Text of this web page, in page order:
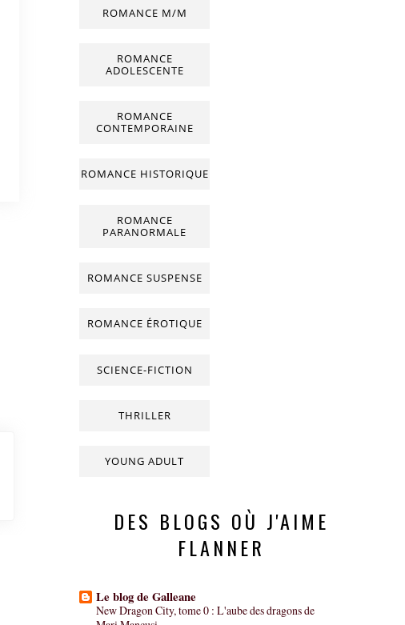
ROMANCE M/M
ROMANCE
ADOLESCENTE
ROMANCE
CONTEMPORAINE
ROMANCE HISTORIQUE
ROMANCE
PARANORMALE
ROMANCE SUSPENSE
ROMANCE ÉROTIQUE
SCIENCE-FICTION
THRILLER
YOUNG ADULT
DES BLOGS OÙ J'AIME
FLANNER
Le blog de Galleane
New Dragon City, tome 0 : L'aube des dragons de